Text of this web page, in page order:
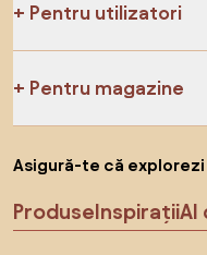
Pentru utilizatori
Pentru magazine
Asigură-te că explorezi
ProduseInspirațiiAI